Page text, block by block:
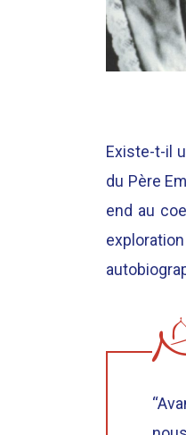
Existe-t-il
du Père
end au